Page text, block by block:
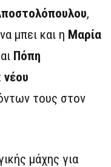
,
μπει και η Μαρία
Πόπη
νέου
τους στον
μάχης για